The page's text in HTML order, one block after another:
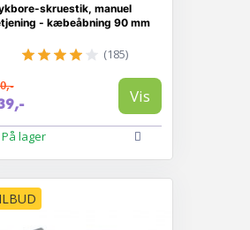
skruestik, manuel
- kæbeåbning 90 mm
(185)
Vis
På lager